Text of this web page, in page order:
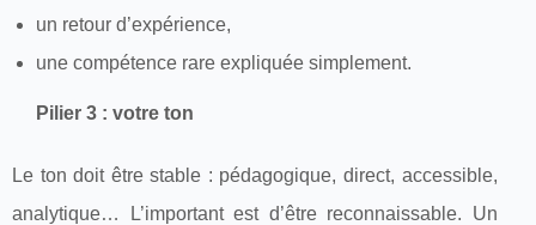
un retour d’expérience,
une compétence rare expliquée simplement.
Pilier 3 : votre ton
Le ton doit être stable : pédagogique, direct, accessible,
analytique… L’important est d’être reconnaissable. Un